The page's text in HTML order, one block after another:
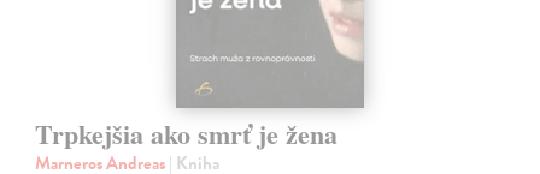
Trpkejšia ako smrť je žena
Marneros Andreas| Kniha